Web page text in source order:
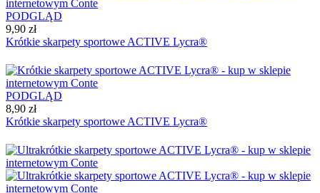
PODGLĄD
9,90 zł
Krótkie skarpety sportowe ACTIVE Lycra®
PODGLĄD
8,90 zł
Krótkie skarpety sportowe ACTIVE Lycra®